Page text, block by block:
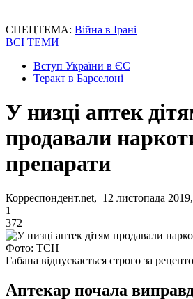
СПЕЦТЕМА: Війна в Ірані
ВСІ ТЕМИ
Вступ України в ЄС
Теракт в Барселоні
У низці аптек
продавали
препарати
Корреспондент.net, 12 листопада
1
372
Фото: ТСН
Габана відпускається строго за
Аптекар почала